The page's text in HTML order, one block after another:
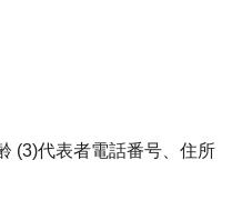
(3)代表者電話番号、住所